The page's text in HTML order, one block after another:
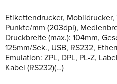
Etikettendrucker,
Punkte/mm (203dpi),
Druckbreite (max.): 104mm,
125mm/Sek., USB, RS232,
Emulation: ZPL, DPL, PL-Z,
Kabel (RS232)(…)